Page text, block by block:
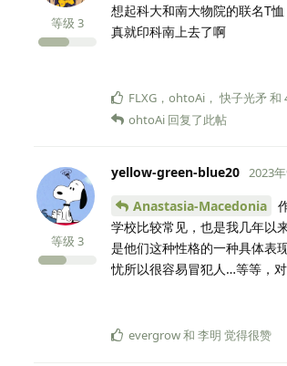
等级 3
想起科大和南大物院的联名T恤
真就印科南上去了啊
FLXG ， ohtoAi ， 快子光矛和
ohtoAi 回复了此帖
yellow-green-blue20
等级 3
2023
Anastasia-Macedonia
学校比较常见，也是我几年以
是他们这种性格的一种具体表
忧所以很容易冒犯人…等等，
evergrow和 李明 觉得很赞